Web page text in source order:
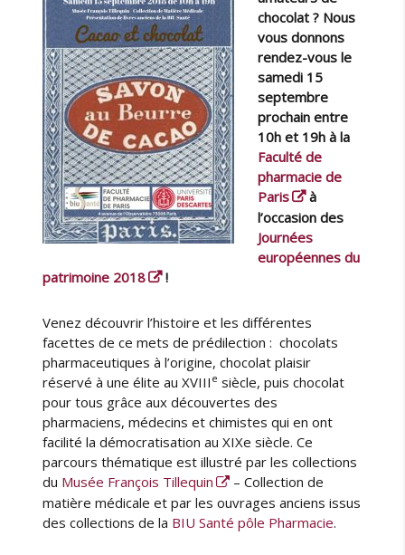
c
c
u
e
i
l
l
e
d
e
s
é
t
a
n
t
s
e
a
i
t
u
r
i
é
l
chocolat ? Nous
vous donnons
rendez-vous le
samedi 15
septembre
prochain entre
10h et 19h à la
Faculté de
pharmacie de
Paris
à
l’occasion des
Journées
européennes du
patrimoine 2018
!
Venez découvrir l’histoire et les différentes
facettes de ce mets de prédilection : chocolats
pharmaceutiques à l’origine, chocolat plaisir
réservé à une élite au XVIII e siècle, puis chocolat
pour tous grâce aux découvertes des
pharmaciens, médecins et chimistes qui en ont
facilité la démocratisation au XIXe siècle. Ce
parcours thématique est illustré par les collections
du Musée François Tillequin
– Collection de
matière médicale et par les ouvrages anciens issus
des collections de la BIU Santé pôle Pharmacie.